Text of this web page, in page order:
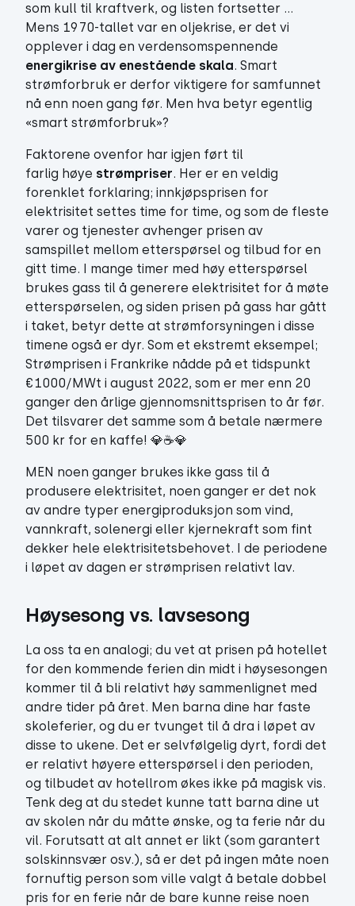
som kull til kraftverk, og listen fortsetter …
Mens 1970-tallet var en oljekrise, er det vi
opplever i dag en verdensomspennende
energikrise av enestående skala. Smart
strømforbruk er derfor viktigere for samfunnet
nå enn noen gang før. Men hva betyr egentlig
«smart strømforbruk»?
Faktorene ovenfor har igjen ført til
farlig høye strømpriser. Her er en veldig
forenklet forklaring; innkjøpsprisen for
elektrisitet settes time for time, og som de fleste
varer og tjenester avhenger prisen av
samspillet mellom etterspørsel og tilbud for en
gitt time. I mange timer med høy etterspørsel
brukes gass til å generere elektrisitet for å møte
etterspørselen, og siden prisen på gass har gått
i taket, betyr dette at strømforsyningen i disse
timene også er dyr. Som et ekstremt eksempel;
Strømprisen i Frankrike nådde på et tidspunkt
€1000/MWt i august 2022, som er mer enn 20
ganger den årlige gjennomsnittsprisen to år før.
Det tilsvarer det samme som å betale nærmere
500 kr for en kaffe! 💎☕💎
MEN noen ganger brukes ikke gass til å
produsere elektrisitet, noen ganger er det nok
av andre typer energiproduksjon som vind,
vannkraft, solenergi eller kjernekraft som fint
dekker hele elektrisitetsbehovet. I de periodene
i løpet av dagen er strømprisen relativt lav.
Høysesong vs. lavsesong
La oss ta en analogi; du vet at prisen på hotellet
for den kommende ferien din midt i høysesongen
kommer til å bli relativt høy sammenlignet med
andre tider på året. Men barna dine har faste
skoleferier, og du er tvunget til å dra i løpet av
disse to ukene. Det er selvfølgelig dyrt, fordi det
er relativt høyere etterspørsel i den perioden,
og tilbudet av hotellrom økes ikke på magisk vis.
Tenk deg at du stedet kunne tatt barna dine ut
av skolen når du måtte ønske, og ta ferie når du
vil. Forutsatt at alt annet er likt (som garantert
solskinnsvær osv.), så er det på ingen måte noen
fornuftig person som ville valgt å betale dobbel
pris for en ferie når de bare kunne reise noen